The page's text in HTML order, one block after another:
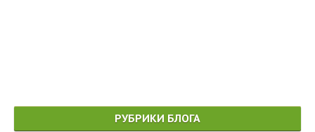
РУБРИКИ БЛОГА